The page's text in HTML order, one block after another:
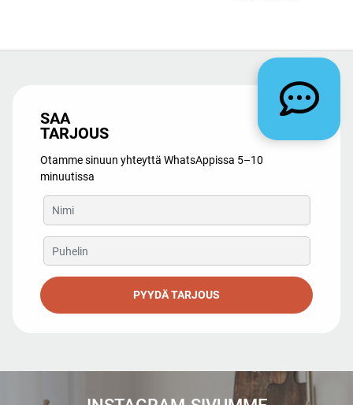
SAA
TARJOUS
Otamme sinuun yhteyttä WhatsAppissa 5–10
minuutissa
PYYDÄ TARJOUS